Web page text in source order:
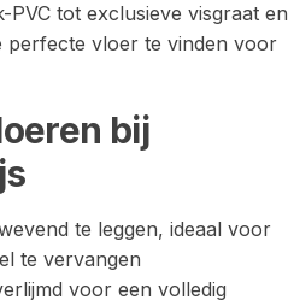
PVC tot exclusieve visgraat en
vloer te vinden voor
bij
te leggen, ideaal voor
te vervangen
voor een volledig